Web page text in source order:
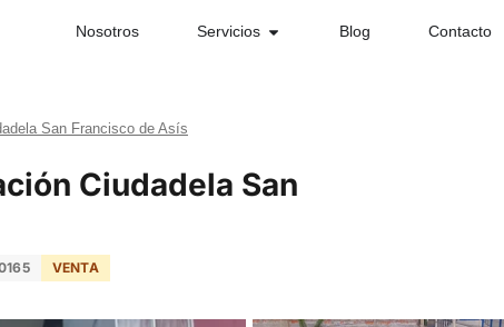
Nosotros Servicios Blog Contacto
San Francisco de Asís
Ciudadela San
VENTA